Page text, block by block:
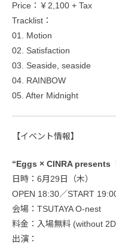
Price：￥2,100 + Tax
Tracklist：
01. Motion
02. Satisfaction
03. Seaside, seaside
04. RAINBOW
05. After Midnight
【イベント情報】
“Eggs × CINRA presents
日時：6月29日（木）
OPEN 18:30／START
会場：TSUTAYA O-nest
料金：入場無料 (without
出演：